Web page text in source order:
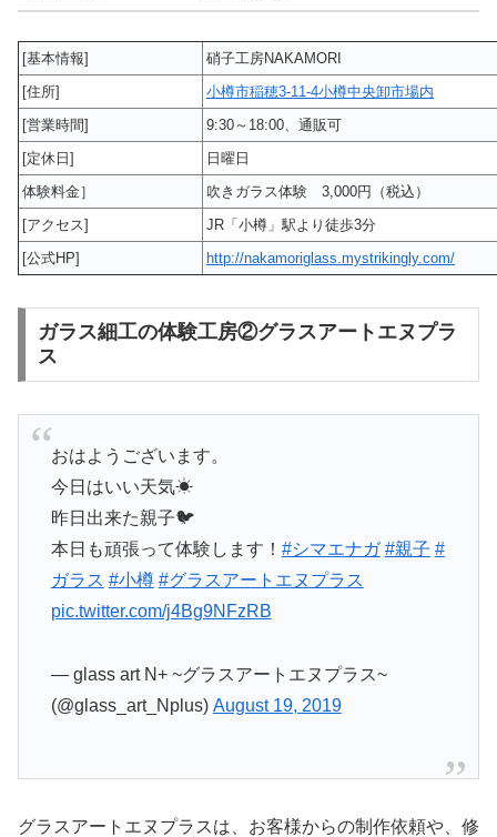
[基本情報]
硝子工房NAKAMORI
[住所]
小樽市稲穂3-11-4小樽中央卸市場内
[営業時間]
9:30～18:00、通販可
[定休日]
日曜日
体験料金］
吹きガラス体験 3,000円（税込）
[アクセス]
JR「小樽」駅より徒歩3分
[公式HP]
http://nakamoriglass.mystrikingly.com/
ガラス細工の体験工房②グラスアートエヌプラ
ス
おはようございます。
今日はいい天気☀
昨日出来た親子🐦
本日も頑張って体験します！ #シマエナガ #親子 #
ガラス #小樽 #グラスアートエヌプラス
pic.twitter.com/j4Bg9NFzRB
— glass art N+ ~グラスアートエヌプラス~
(@glass_art_Nplus) August 19, 2019
グラスアートエヌプラスは、お客様からの制作依頼や、修